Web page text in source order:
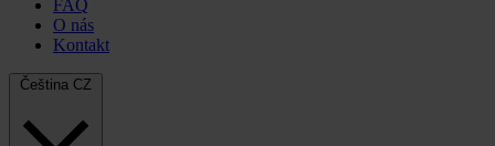
FAQ
O nás
Kontakt
Čeština CZ